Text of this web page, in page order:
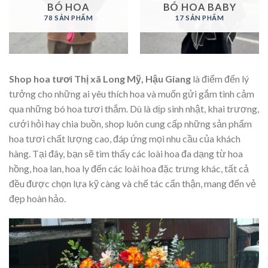
BÓ HOA
78 SẢN PHẨM
BÓ HOA BABY
17 SẢN PHẨM
Shop hoa tươi Thị xã Long Mỹ, Hậu Giang là điểm đến lý
tưởng cho những ai yêu thích hoa và muốn gửi gắm tình cảm
qua những bó hoa tươi thắm. Dù là dịp sinh nhật, khai trương,
cưới hỏi hay chia buồn, shop luôn cung cấp những sản phẩm
hoa tươi chất lượng cao, đáp ứng mọi nhu cầu của khách
hàng. Tại đây, bạn sẽ tìm thấy các loài hoa đa dạng từ hoa
hồng, hoa lan, hoa ly đến các loài hoa đặc trưng khác, tất cả
đều được chọn lựa kỹ càng và chế tác cẩn thận, mang đến vẻ
đẹp hoàn hảo.